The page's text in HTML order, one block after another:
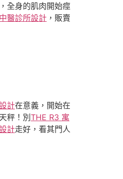
全身的肌肉開始痙
中醫診所設計 ，販賣
計在意義，開始在
秤！別 THE R3 寓
計走好，看其門人